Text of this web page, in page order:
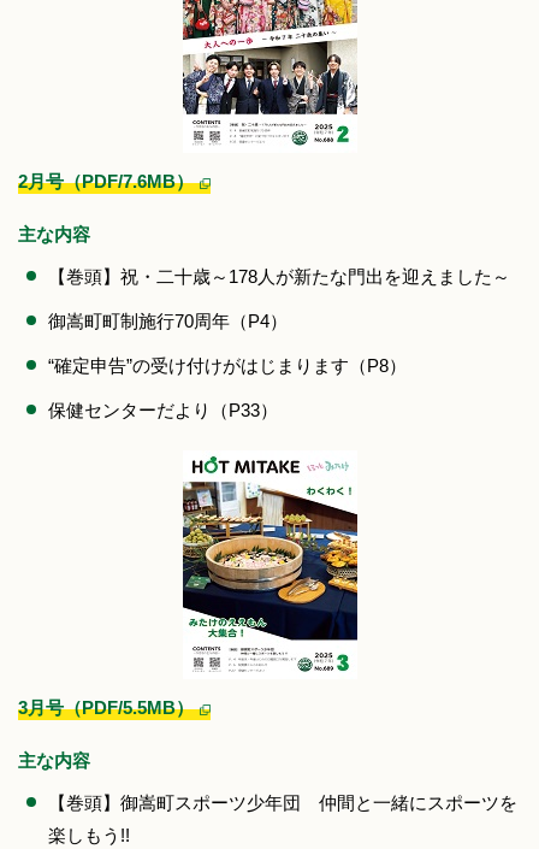
2月号（PDF/7.6MB）
主な内容
【巻頭】祝・二十歳～178人が新たな門出を迎えました～
御嵩町町制施行70周年（P4）
“確定申告”の受け付けがはじまります（P8）
保健センターだより（P33）
3月号（PDF/5.5MB）
主な内容
【巻頭】御嵩町スポーツ少年団 仲間と一緒にスポーツを
楽しもう!!